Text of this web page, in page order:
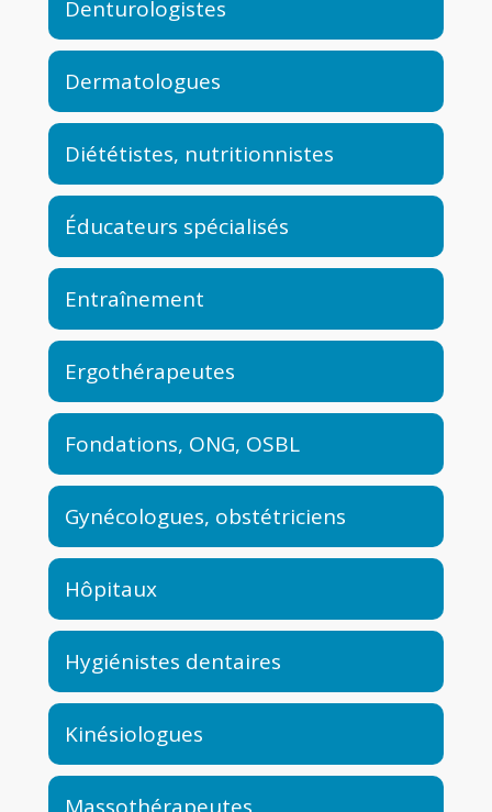
Denturologistes
Dermatologues
Diététistes, nutritionnistes
Éducateurs spécialisés
Entraînement
Ergothérapeutes
Fondations, ONG, OSBL
Gynécologues, obstétriciens
Hôpitaux
Hygiénistes dentaires
Kinésiologues